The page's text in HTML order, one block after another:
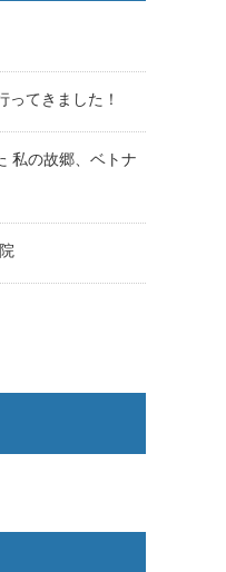
ってきました！
私の故郷、ベトナ